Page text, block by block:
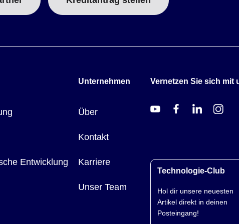
Entwicklung
Unternehmen
Über
Kontakt
Karriere
Unser Team
Vernetzen Sie sich mit
Technologie-Club
Hol dir unsere neuesten
Artikel direkt in deinen
Posteingang!